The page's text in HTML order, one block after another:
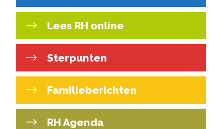
Lees RH online
Sterpunten
Familieberichten
RH Agenda